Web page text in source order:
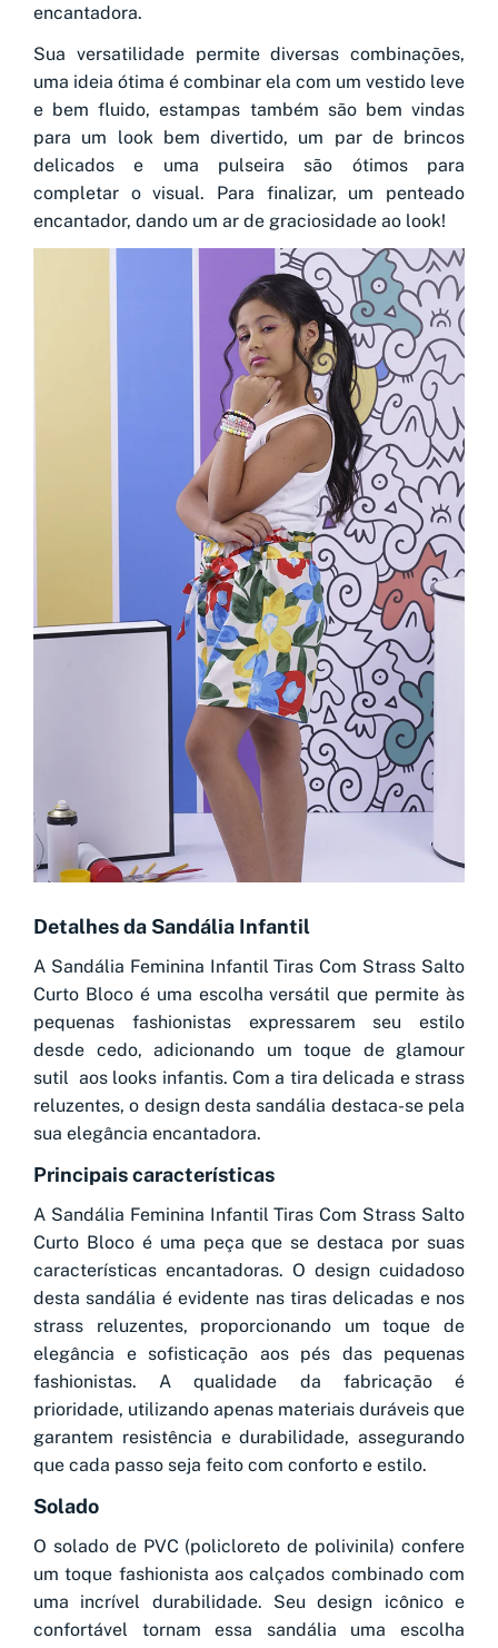
encantadora.
Sua versatilidade permite diversas combinações,
uma ideia ótima é combinar ela com um vestido leve
e bem fluido, estampas também são bem vindas
para um look bem divertido, um par de brincos
delicados e uma pulseira são ótimos para
completar o visual. Para finalizar, um penteado
encantador, dando um ar de graciosidade ao look!
Detalhes da Sandália Infantil
A Sandália Feminina Infantil Tiras Com Strass Salto
Curto Bloco é uma escolha versátil que permite às
pequenas fashionistas expressarem seu estilo
desde cedo, adicionando um toque de glamour
sutil aos looks infantis. Com a tira delicada e strass
reluzentes, o design desta sandália destaca-se pela
sua elegância encantadora.
Principais características
A Sandália Feminina Infantil Tiras Com Strass Salto
Curto Bloco é uma peça que se destaca por suas
características encantadoras. O design cuidadoso
desta sandália é evidente nas tiras delicadas e nos
strass reluzentes, proporcionando um toque de
elegância e sofisticação aos pés das pequenas
fashionistas. A qualidade da fabricação é
prioridade, utilizando apenas materiais duráveis que
garantem resistência e durabilidade, assegurando
que cada passo seja feito com conforto e estilo.
Solado
O solado de PVC (policloreto de polivinila) confere
um toque fashionista aos calçados combinado com
uma incrível durabilidade. Seu design icônico e
confortável tornam essa sandália uma escolha